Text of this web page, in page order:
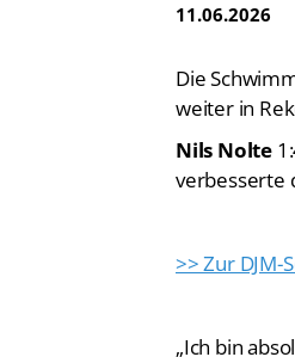
11.06.2026
Die
weiter in
Nils Nolte
verbesserte
>> Zur DJM-
„Ich bin